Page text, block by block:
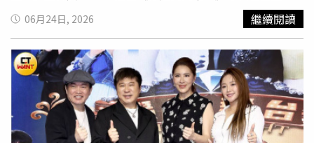
續公益精神，將票房收入捐贈
，盼將中秋團圓的
溫暖化作實際行動，傳遞給更多需要幫助的人，門票現正熱
賣中。
出道，是當年劉文正力捧「飛鷹三姝」裘海正、方文琳、伊
能靜的師弟；「飛鷹三姝」1987年推出個人專輯時，劉文
正曾帶著她們在西餐廳登台，晚一年發片的巫啓賢說：「我
沒有做過餐廳秀，因為我出道的時候餐廳秀就結束了。」巫
啓賢1988年推出《你是我的唯一》專輯在台正式出道。
（圖／萬星傳播提供）雖然沒趕上餐廳秀，但巫啟賢來台發
展正值電視綜藝的黃金時期，在1990年代締造〈太傻〉
〈紅塵來去一場夢〉等熱銷金曲，而胡瓜透露，還沒認識巫
06月24日, 2026 繼續閱讀